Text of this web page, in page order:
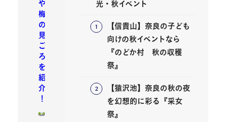
光・秋イベント
【信貴山】奈良の子ども
向けの秋イベントなら
『のどか村 秋の収穫
祭』
【猿沢池】奈良の秋の夜
を幻想的に彩る『采女
祭』
や
梅
の
見
ご
ろ
を
紹
介
！